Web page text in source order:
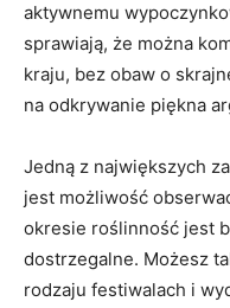
aktywnemu
sprawiają, że można
kraju, bez obaw o
na odkrywanie piękna
Jedną z‌ największych
​jest możliwość
okresie ​roślinność jest
dostrzegalne. ‍Możesz
rodzaju festiwalach i